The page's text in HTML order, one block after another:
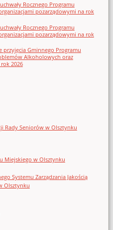
Rocznego Programu
pozarządowymi na rok
Rocznego Programu
pozarządowymi na rok
przyjęcia Gminnego Programu
Alkoholowych oraz
2026
Rady Seniorów w Olsztynku
Miejskiego w Olsztynku
Systemu Zarządzania Jakością
Olsztynku